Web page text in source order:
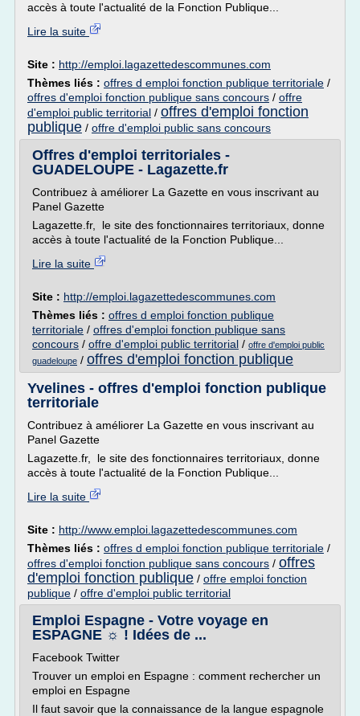
accès à toute l'actualité de la Fonction Publique...
Lire la suite
Site : http://emploi.lagazettedescommunes.com
Thèmes liés : offres d emploi fonction publique territoriale /
offres d'emploi fonction publique sans concours / offre
d'emploi public territorial / offres d'emploi fonction
publique / offre d'emploi public sans concours
Offres d'emploi territoriales -
GUADELOUPE - Lagazette.fr
Contribuez à améliorer La Gazette en vous inscrivant au
Panel Gazette
Lagazette.fr, le site des fonctionnaires territoriaux, donne
accès à toute l'actualité de la Fonction Publique...
Lire la suite
Site : http://emploi.lagazettedescommunes.com
Thèmes liés : offres d emploi fonction publique
territoriale / offres d'emploi fonction publique sans
concours / offre d'emploi public territorial / offre d'emploi public
guadeloupe / offres d'emploi fonction publique
Yvelines - offres d'emploi fonction publique
territoriale
Contribuez à améliorer La Gazette en vous inscrivant au
Panel Gazette
Lagazette.fr, le site des fonctionnaires territoriaux, donne
accès à toute l'actualité de la Fonction Publique...
Lire la suite
Site : http://www.emploi.lagazettedescommunes.com
Thèmes liés : offres d emploi fonction publique territoriale /
offres d'emploi fonction publique sans concours / offres
d'emploi fonction publique / offre emploi fonction
publique / offre d'emploi public territorial
Emploi Espagne - Votre voyage en
ESPAGNE ☼ ! Idées de ...
Facebook Twitter
Trouver un emploi en Espagne : comment rechercher un
emploi en Espagne
Il faut savoir que la connaissance de la langue espagnole